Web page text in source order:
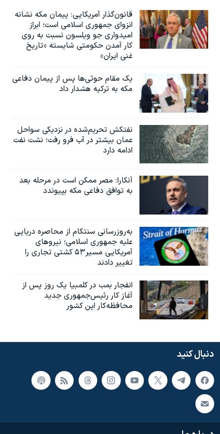
قانون‌گذار آمریکایی: پیمان مکه نشانه
انزوای جمهوری اسلامی است؛ ابراز
امیدواری جو ویلسون نسبت به روی
کار آمدن حکومتی شایسته «تاریخ
غنی ایران»
یک مقام حوثی‌ها پس از پیمان دفاعی
مکه به ترکیه هشدار داد
نفتکش تحریم‌شده در نزدیکی سواحل
عمان بیشتر در آب فرو رفت؛ نشت نفت
ادامه دارد
آنکارا: مصر ممکن است در مرحله بعد
به توافق دفاعی مکه بپیوندد
به‌روزرسانی سنتکام از محاصره دریایی
علیه جمهوری اسلامی؛ نیروهای
آمریکایی مسیر۵۳ کشتی تجاری را
تغییر دادند
انفجار بمب‌‌ در کلمبیا یک روز پس از
آغاز کار رئیس‌جمهوری جدید
محافظه‌کار این کشور
دنبال کنید